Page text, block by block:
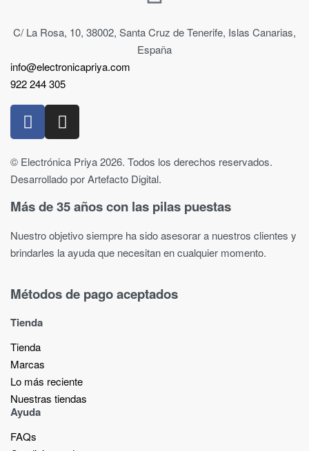
C/ La Rosa, 10, 38002, Santa Cruz de Tenerife, Islas Canarias,
España
info@electronicapriya.com
922 244 305
© Electrónica Priya 2026. Todos los derechos reservados.
Desarrollado por Artefacto Digital.
Más de 35 años con las pilas puestas
Nuestro objetivo siempre ha sido asesorar a nuestros clientes y
brindarles la ayuda que necesitan en cualquier momento.
Métodos de pago aceptados
Tienda
Tienda
Marcas
Lo más reciente​
Nuestras tiendas​
Ayuda
FAQs